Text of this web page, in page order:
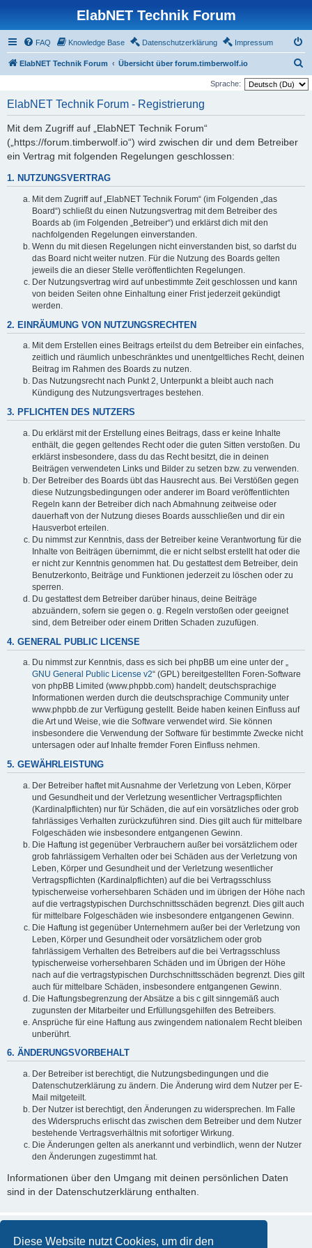
Diese Website nutzt Cookies, um dir den
ElabNET Technik Forum
FAQ Knowledge Base Datenschutzerklärung Impressum
ElabNET Technik Forum Übersicht über forum.timberwolf.io
u
Sprache:
ElabNET Technik Forum - Registrierung
Mit dem Zugriff auf „ElabNET Technik Forum“
(„https://forum.timberwolf.io“) wird zwischen dir und dem Betreiber
ein Vertrag mit folgenden Regelungen geschlossen:
1. NUTZUNGSVERTRAG
Mit dem Zugriff auf „ElabNET Technik Forum“ (im Folgenden „das
Board“) schließt du einen Nutzungsvertrag mit dem Betreiber des
Boards ab (im Folgenden „Betreiber“) und erklärst dich mit den
nachfolgenden Regelungen einverstanden.
Wenn du mit diesen Regelungen nicht einverstanden bist, so darfst du
das Board nicht weiter nutzen. Für die Nutzung des Boards gelten
jeweils die an dieser Stelle veröffentlichten Regelungen.
Der Nutzungsvertrag wird auf unbestimmte Zeit geschlossen und kann
von beiden Seiten ohne Einhaltung einer Frist jederzeit gekündigt
werden.
2. EINRÄUMUNG VON NUTZUNGSRECHTEN
Mit dem Erstellen eines Beitrags erteilst du dem Betreiber ein einfaches,
zeitlich und räumlich unbeschränktes und unentgeltliches Recht, deinen
Beitrag im Rahmen des Boards zu nutzen.
Das Nutzungsrecht nach Punkt 2, Unterpunkt a bleibt auch nach
Kündigung des Nutzungsvertrages bestehen.
3. PFLICHTEN DES NUTZERS
Du erklärst mit der Erstellung eines Beitrags, dass er keine Inhalte
enthält, die gegen geltendes Recht oder die guten Sitten verstoßen. Du
erklärst insbesondere, dass du das Recht besitzt, die in deinen
Beiträgen verwendeten Links und Bilder zu setzen bzw. zu verwenden.
Der Betreiber des Boards übt das Hausrecht aus. Bei Verstößen gegen
diese Nutzungsbedingungen oder anderer im Board veröffentlichten
Regeln kann der Betreiber dich nach Abmahnung zeitweise oder
dauerhaft von der Nutzung dieses Boards ausschließen und dir ein
Hausverbot erteilen.
Du nimmst zur Kenntnis, dass der Betreiber keine Verantwortung für die
Inhalte von Beiträgen übernimmt, die er nicht selbst erstellt hat oder die
er nicht zur Kenntnis genommen hat. Du gestattest dem Betreiber, dein
Benutzerkonto, Beiträge und Funktionen jederzeit zu löschen oder zu
sperren.
Du gestattest dem Betreiber darüber hinaus, deine Beiträge
abzuändern, sofern sie gegen o. g. Regeln verstoßen oder geeignet
sind, dem Betreiber oder einem Dritten Schaden zuzufügen.
4. GENERAL PUBLIC LICENSE
Du nimmst zur Kenntnis, dass es sich bei phpBB um eine unter der „
GNU General Public License v2“ (GPL) bereitgestellten Foren-Software
von phpBB Limited (www.phpbb.com) handelt; deutschsprachige
Informationen werden durch die deutschsprachige Community unter
www.phpbb.de zur Verfügung gestellt. Beide haben keinen Einfluss auf
die Art und Weise, wie die Software verwendet wird. Sie können
insbesondere die Verwendung der Software für bestimmte Zwecke nicht
untersagen oder auf Inhalte fremder Foren Einfluss nehmen.
5. GEWÄHRLEISTUNG
Der Betreiber haftet mit Ausnahme der Verletzung von Leben, Körper
und Gesundheit und der Verletzung wesentlicher Vertragspflichten
(Kardinalpflichten) nur für Schäden, die auf ein vorsätzliches oder grob
fahrlässiges Verhalten zurückzuführen sind. Dies gilt auch für mittelbare
Folgeschäden wie insbesondere entgangenen Gewinn.
Die Haftung ist gegenüber Verbrauchern außer bei vorsätzlichem oder
grob fahrlässigem Verhalten oder bei Schäden aus der Verletzung von
Leben, Körper und Gesundheit und der Verletzung wesentlicher
Vertragspflichten (Kardinalpflichten) auf die bei Vertragsschluss
typischerweise vorhersehbaren Schäden und im übrigen der Höhe nach
auf die vertragstypischen Durchschnittsschäden begrenzt. Dies gilt auch
für mittelbare Folgeschäden wie insbesondere entgangenen Gewinn.
Die Haftung ist gegenüber Unternehmern außer bei der Verletzung von
Leben, Körper und Gesundheit oder vorsätzlichem oder grob
fahrlässigem Verhalten des Betreibers auf die bei Vertragsschluss
typischerweise vorhersehbaren Schäden und im Übrigen der Höhe
nach auf die vertragstypischen Durchschnittsschäden begrenzt. Dies gilt
auch für mittelbare Schäden, insbesondere entgangenen Gewinn.
Die Haftungsbegrenzung der Absätze a bis c gilt sinngemäß auch
zugunsten der Mitarbeiter und Erfüllungsgehilfen des Betreibers.
Ansprüche für eine Haftung aus zwingendem nationalem Recht bleiben
unberührt.
6. ÄNDERUNGSVORBEHALT
Der Betreiber ist berechtigt, die Nutzungsbedingungen und die
Datenschutzerklärung zu ändern. Die Änderung wird dem Nutzer per E-
Mail mitgeteilt.
Der Nutzer ist berechtigt, den Änderungen zu widersprechen. Im Falle
des Widerspruchs erlischt das zwischen dem Betreiber und dem Nutzer
bestehende Vertragsverhältnis mit sofortiger Wirkung.
Die Änderungen gelten als anerkannt und verbindlich, wenn der Nutzer
den Änderungen zugestimmt hat.
Informationen über den Umgang mit deinen persönlichen Daten
sind in der Datenschutzerklärung enthalten.